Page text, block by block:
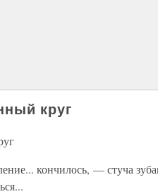
круг
кончилось, — стуча